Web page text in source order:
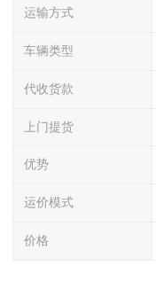
运输方式
车辆类型
代收货款
上门提货
优势
运价模式
价格